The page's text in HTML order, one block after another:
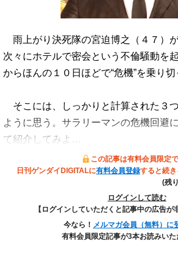
雨上がり決死隊の宮迫博之（４７）
次々にホテルで密会という不倫騒動を
からほんの１０日ほどで“危機”を乗り切
そこには、しっかりと計算された３
ように思う。サラリーマンの危機回避
て紹介してみよ…
この記事は有料会員限定で
日刊ゲンダイDIGITALに有料会員登録すると続き
(残
ログインして読む
【ログインしていただくと記事中の広告が
今なら！ メルマガ会員（無料）に
有料会員限定記事が3本お読みいた